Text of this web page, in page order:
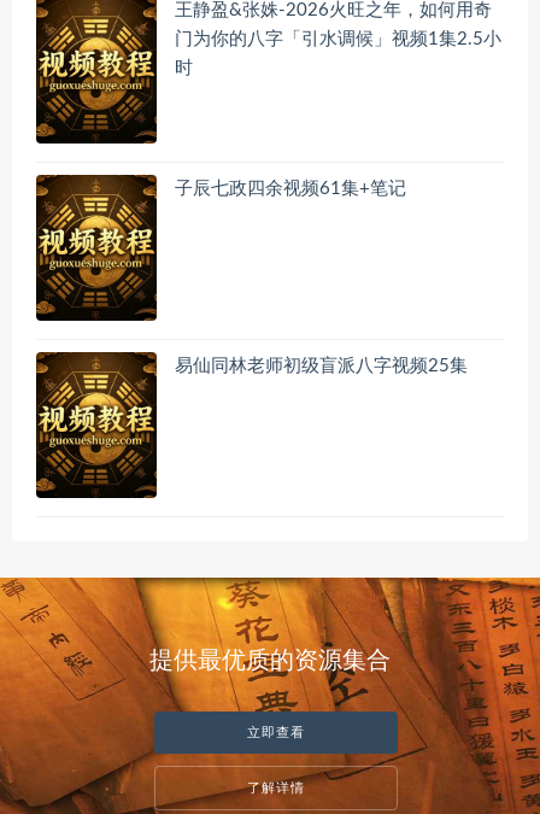
王静盈&张姝-2026火旺之年，如何用奇
门为你的八字「引水调候」视频1集2.5小
时
子辰七政四余视频61集+笔记
易仙同林老师初级盲派八字视频25集
提供最优质的资源集合
立即查看
了解详情